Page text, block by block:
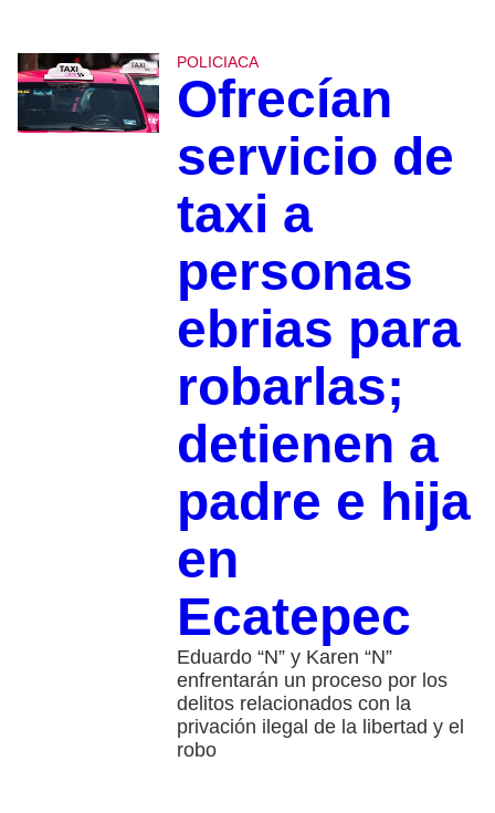
POLICIACA
Ofrecían
servicio de
taxi a
personas
ebrias para
robarlas;
detienen a
padre e hija
en
Ecatepec
Eduardo “N” y Karen “N”
enfrentarán un proceso por los
delitos relacionados con la
privación ilegal de la libertad y el
robo